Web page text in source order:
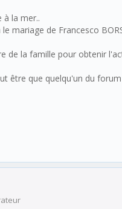
à la mer..
mariage de Francesco
de la famille pour obtenir
être que quelqu'un du